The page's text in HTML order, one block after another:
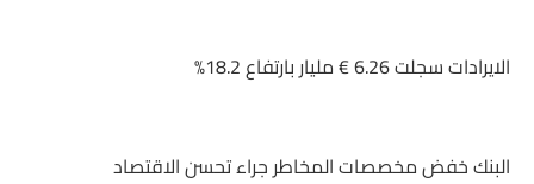
الايرادات سجلت 6.26 € مليار بارتفاع 18.2%
البنك خفض مخصصات المخاطر جراء تحسن الاقتصاد